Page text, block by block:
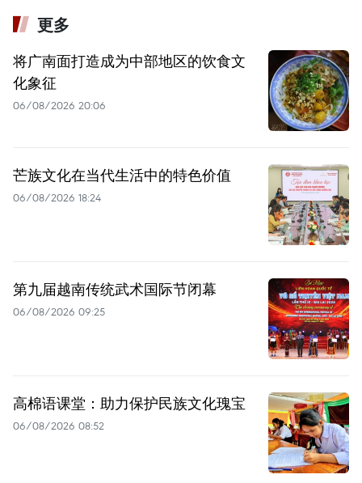
更多
将广南面打造成为中部地区的饮食文
化象征
06/08/2026 20:06
芒族文化在当代生活中的特色价值
06/08/2026 18:24
第九届越南传统武术国际节闭幕
06/08/2026 09:25
高棉语课堂：助力保护民族文化瑰宝
06/08/2026 08:52